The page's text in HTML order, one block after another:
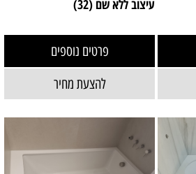
עיצוב ללא שם (32)
פרטים נוספים
להצעת מחיר